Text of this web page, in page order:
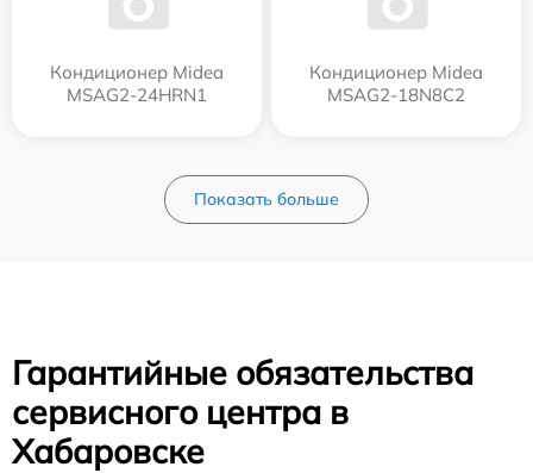
Кондиционер Midea
MSAG2-24HRN1
Кондиционер Midea
MSAG2-18N8C2
Показать больше
Гарантийные обязательства
сервисного центра в
Хабаровске